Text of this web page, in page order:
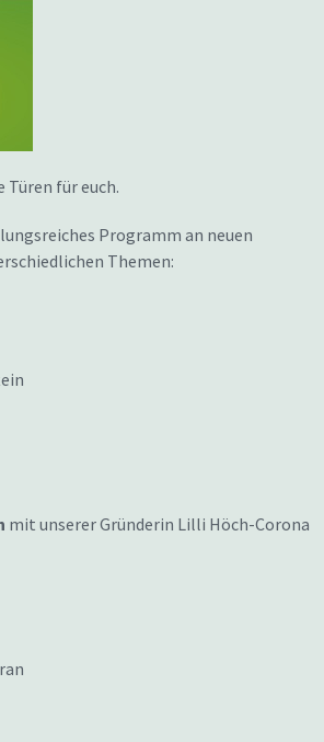
für euch.
Programm an neuen
Themen:
mit unserer Gründerin Lilli Höch-Corona